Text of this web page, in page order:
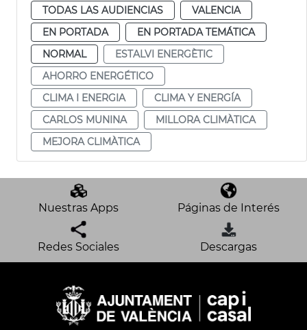
TODAS LAS AUDIENCIAS
VALENCIA
EN PORTADA
EN PORTADA TEMÁTICA
NORMAL
ESTALVI ENERGÈTIC
AHORRO ENERGÉTICO
CLIMA I ENERGIA
CLIMA Y ENERGÍA
CARLOS MUNINA
MILLORA CLIMÀTICA
MEJORA CLIMÀTICA
Nuestras Apps Páginas de Interés
Redes Sociales Descargas